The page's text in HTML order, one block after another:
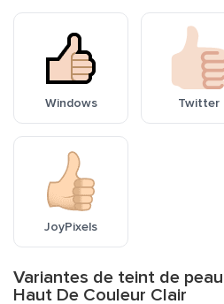
Windows Twitter
JoyPixels
Variantes de teint de
Haut De Couleur Clair